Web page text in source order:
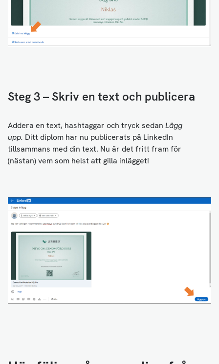
Steg 3 – Skriv en text och publicera
Addera en text, hashtaggar och tryck sedan Lägg
upp. Ditt diplom har nu publicerats på LinkedIn
tillsammans med din text. Nu är det fritt fram för
(nästan) vem som helst att gilla inlägget!